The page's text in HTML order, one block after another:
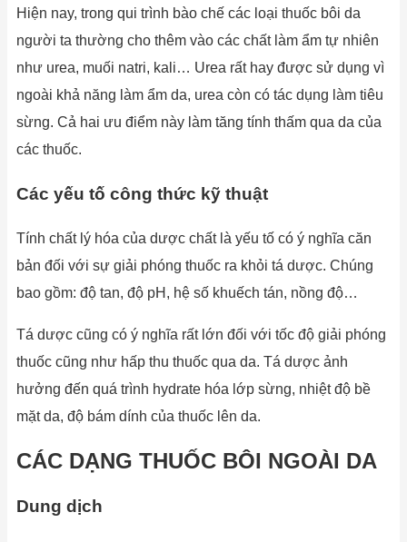
Hiện nay, trong qui trình bào chế các loại thuốc bôi da
người ta thường cho thêm vào các chất làm ẩm tự nhiên
như urea, muối natri, kali… Urea rất hay được sử dụng vì
ngoài khả năng làm ẩm da, urea còn có tác dụng làm tiêu
sừng. Cả hai ưu điểm này làm tăng tính thấm qua da của
các thuốc.
Các yếu tố công thức kỹ thuật
Tính chất lý hóa của dược chất là yếu tố có ý nghĩa căn
bản đối với sự giải phóng thuốc ra khỏi tá dược. Chúng
bao gồm: độ tan, độ pH, hệ số khuếch tán, nồng độ…
Tá dược cũng có ý nghĩa rất lớn đối với tốc độ giải phóng
thuốc cũng như hấp thu thuốc qua da. Tá dược ảnh
hưởng đến quá trình hydrate hóa lớp sừng, nhiệt độ bề
mặt da, độ bám dính của thuốc lên da.
CÁC DẠNG THUỐC BÔI NGOÀI DA
Dung dịch